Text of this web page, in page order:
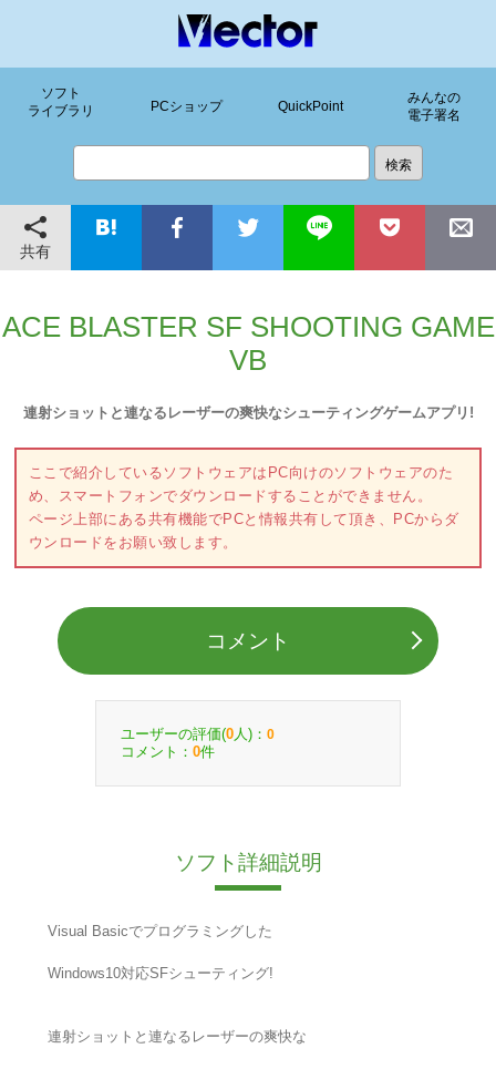
ソフト
ライブラリ
PCショップ QuickPoint
みんなの
電子署名
共有
ACE BLASTER SF SHOOTING GAME
VB
連射ショットと連なるレーザーの爽快なシューティングゲームアプリ!
ここで紹介しているソフトウェアはPC向けのソフトウェアのた
め、スマートフォンでダウンロードすることができません。
ページ上部にある共有機能でPCと情報共有して頂き、PCからダ
ウンロードをお願い致します。
コメント
ユーザーの評価(0 人)： 0
コメント： 0件
ソフト詳細説明
Visual Basicでプログラミングした
Windows10対応SFシューティング!
連射ショットと連なるレーザーの爽快な